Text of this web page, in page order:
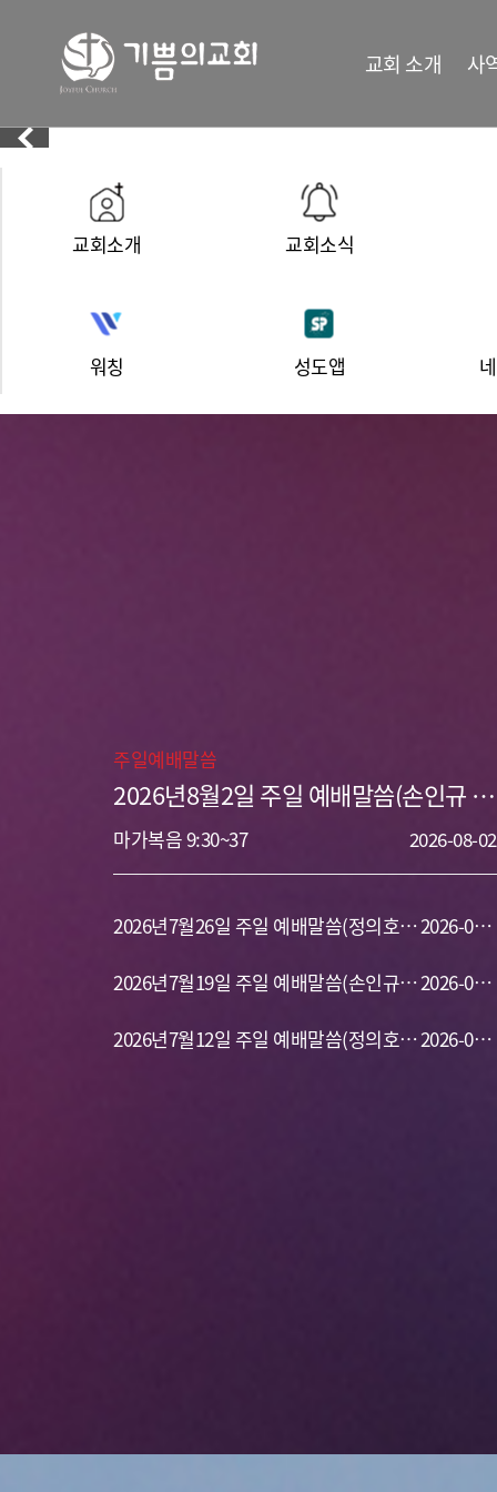
교회 소개 사
교회소개 교회소식
워칭 성도앱
주일예배말씀
2026년8월2일 주일 예배말씀(손인규 목
마가복음 9:30~37 2026-08-02
2026년7월26일 주일 예배말씀(정의호
목사) 개척자의 삶
2026-07-
26
2026년7월19일 주일 예배말씀(손인규
목사) 기도의 능력
2026-07-
19
2026년7월12일 주일 예배말씀(정의호 2026-07-